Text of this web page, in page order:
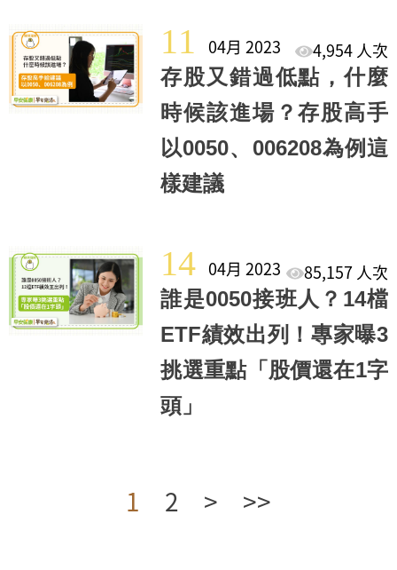
11 04月 2023
4,954 人次
存股又錯過低點，什麼
時候該進場？存股高手
以0050、006208為例這
樣建議
14 04月 2023
85,157 人次
誰是0050接班人？14檔
ETF績效出列！專家曝3
挑選重點「股價還在1字
頭」
1 2 > >>